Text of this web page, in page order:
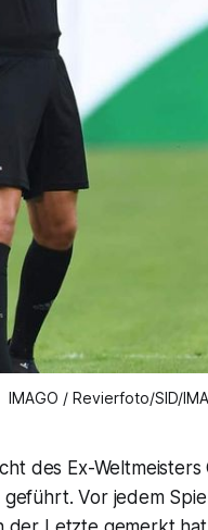
/ Revierfoto/SID/
des Ex-
Vor jedem